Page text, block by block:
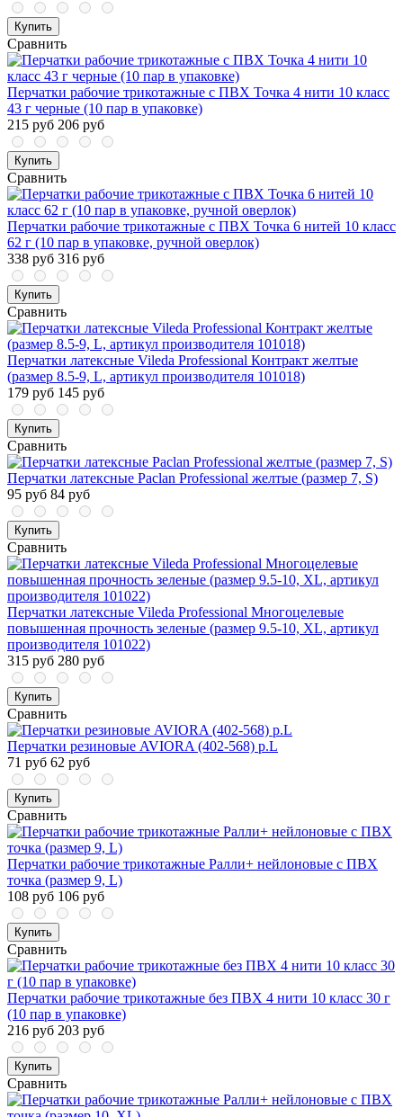
Купить
Сравнить
Перчатки рабочие трикотажные с ПВХ Точка 4 нити 10 класс
43 г черные (10 пар в упаковке)
215 руб 206 руб
Купить
Сравнить
Перчатки рабочие трикотажные с ПВХ Точка 6 нитей 10 класс
62 г (10 пар в упаковке, ручной оверлок)
338 руб 316 руб
Купить
Сравнить
Перчатки латексные Vileda Professional Контракт желтые
(размер 8.5-9, L, артикул производителя 101018)
179 руб 145 руб
Купить
Сравнить
Перчатки латексные Paclan Professional желтые (размер 7, S)
95 руб 84 руб
Купить
Сравнить
Перчатки латексные Vileda Professional Многоцелевые
повышенная прочность зеленые (размер 9.5-10, ХL, артикул
производителя 101022)
315 руб 280 руб
Купить
Сравнить
Перчатки резиновые AVIORA (402-568) р.L
71 руб 62 руб
Купить
Сравнить
Перчатки рабочие трикотажные Ралли+ нейлоновые с ПВХ
точка (размер 9, L)
108 руб 106 руб
Купить
Сравнить
Перчатки рабочие трикотажные без ПВХ 4 нити 10 класс 30 г
(10 пар в упаковке)
216 руб 203 руб
Купить
Сравнить